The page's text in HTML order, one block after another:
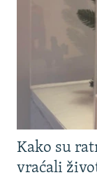
Kako su
vraćali